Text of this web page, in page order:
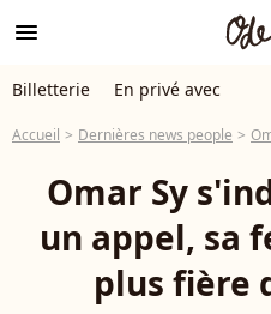
menu
Billetterie En privé avec
Accueil Dernières news people
Omar Sy
un appel, sa
plus fière